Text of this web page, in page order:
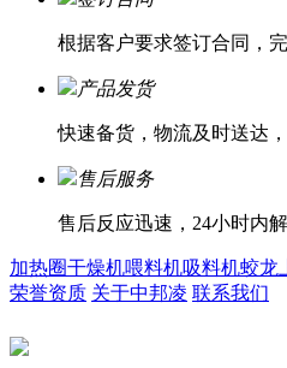
根据客户要求签订合同，完
产品发货
快速备货，物流及时送达，
售后服务
售后反应迅速，24小时内解
加热圈干燥机喂料机吸料机蛟龙
荣誉资质 关于中邦凌 联系我们